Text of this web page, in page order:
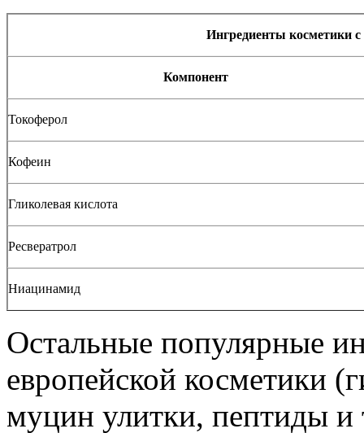
Ингредиенты косметики
Компонент
Токоферол
Кофеин
Гликолевая кислота
Ресвератрол
Ниацинамид
Остальные популярные
европейской косметики
муцин улитки, пептиды и